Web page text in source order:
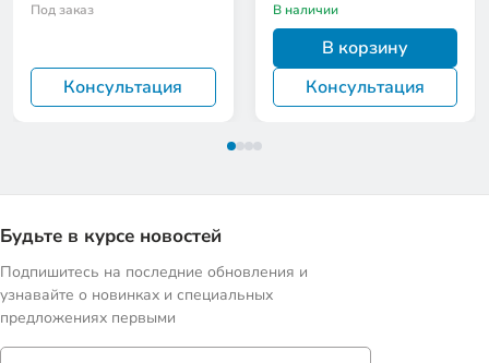
Под заказ
Консультация
В наличии
В корзину
Консультация
Будьте в курсе новостей
Подпишитесь на последние обновления и
узнавайте о новинках и специальных
предложениях первыми